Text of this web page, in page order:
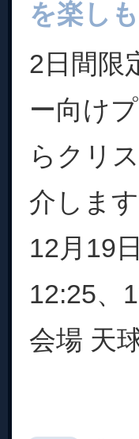
を楽し
2日間限
ー向け
らクリ
介します
12月19
12:25、
会場 天